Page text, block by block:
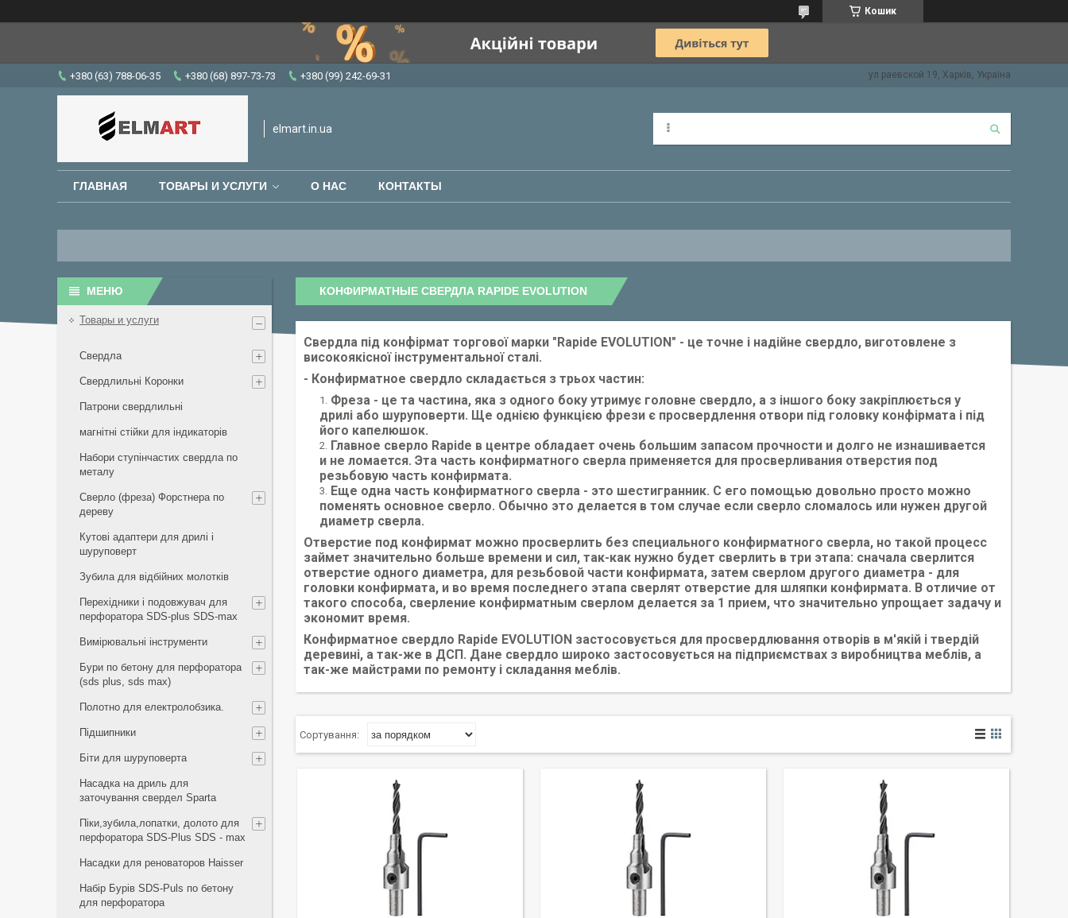
Кошик
+380 (63) 788-06-35 +380 (68) 897-73-73 +380 (99) 242-69-31 ул раевской 19, Харків, Україна
elmart.in.ua
ГЛАВНАЯ ТОВАРЫ И УСЛУГИ О НАС КОНТАКТЫ
КОНФИРМАТНЫЕ СВЕРДЛА RAPIDE EVOLUTION
Свердла під конфірмат торгової марки "Rapide EVOLUTION" - це точне і надійне свердло, виготовлене з
високоякісної інструментальної сталі.
- Конфирматное свердло складається з трьох частин:
Фреза - це та частина, яка з одного боку утримує головне свердло, а з іншого боку закріплюється у
дрилі або шуруповерти. Ще однією функцією фрези є просвердлення отвори під головку конфірмата і під
його капелюшок.
Главное сверло Rapide в центре обладает очень большим запасом прочности и долго не изнашивается
и не ломается. Эта часть конфирматного сверла применяется для просверливания отверстия под
резьбовую часть конфирмата.
Еще одна часть конфирматного сверла - это шестигранник. С его помощью довольно просто можно
поменять основное сверло. Обычно это делается в том случае если сверло сломалось или нужен другой
диаметр сверла.
Отверстие под конфирмат можно просверлить без специального конфирматного сверла, но такой процесс
займет значительно больше времени и сил, так-как нужно будет сверлить в три этапа: сначала сверлится
отверстие одного диаметра, для резьбовой части конфирмата, затем сверлом другого диаметра - для
головки конфирмата, и во время последнего этапа сверлят отверстие для шляпки конфирмата. В отличие от
такого способа, сверление конфирматным сверлом делается за 1 прием, что значительно упрощает задачу и
экономит время.
Конфирматное свердло Rapide EVOLUTION застосовується для просвердлювання отворів в м'якій і твердій
деревині, а так-же в ДСП. Дане свердло широко застосовується на підприємствах з виробництва меблів, а
так-же майстрами по ремонту і складання меблів.
Товары и услуги
Свердла
Свердлильні Коронки
Патрони свердлильні
магнітні стійки для індикаторів
Набори ступінчастих свердла по
металу
Сверло (фреза) Форстнера по
дереву
Кутові адаптери для дрилі і
шуруповерт
Зубила для відбійних молотків
Перехідники і подовжувач для
перфоратора SDS-plus SDS-max
Вимірювальні інструменти
Бури по бетону для перфоратора
(sds plus, sds max)
Полотно для електролобзика.
Підшипники
Біти для шуруповерта
Насадка на дриль для
заточування свердел Sparta
Піки,зубила,лопатки, долото для
перфоратора SDS-Plus SDS - max
Насадки для реноваторов Haisser
Набір Бурів SDS-Puls по бетону
для перфоратора